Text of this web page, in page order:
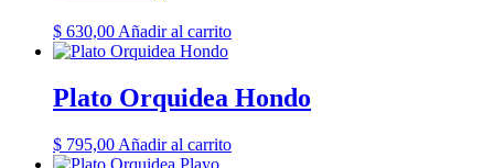
$ 630,00 Añadir al carrito
Plato Orquidea Hondo
$ 795,00 Añadir al carrito